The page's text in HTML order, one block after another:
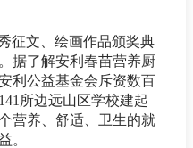
征文、绘画作品颁奖典
据了解安利春苗营养厨
利公益基金会斥资数百
所边远山区学校建起
营养、舒适、卫生的就
。